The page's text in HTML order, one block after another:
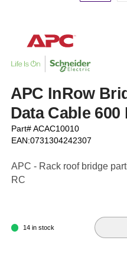
APC InRow
Data Cable 600
Part# ACAC10010
EAN:0731304242307
APC - Rack roof bridge
RC
14 in stock